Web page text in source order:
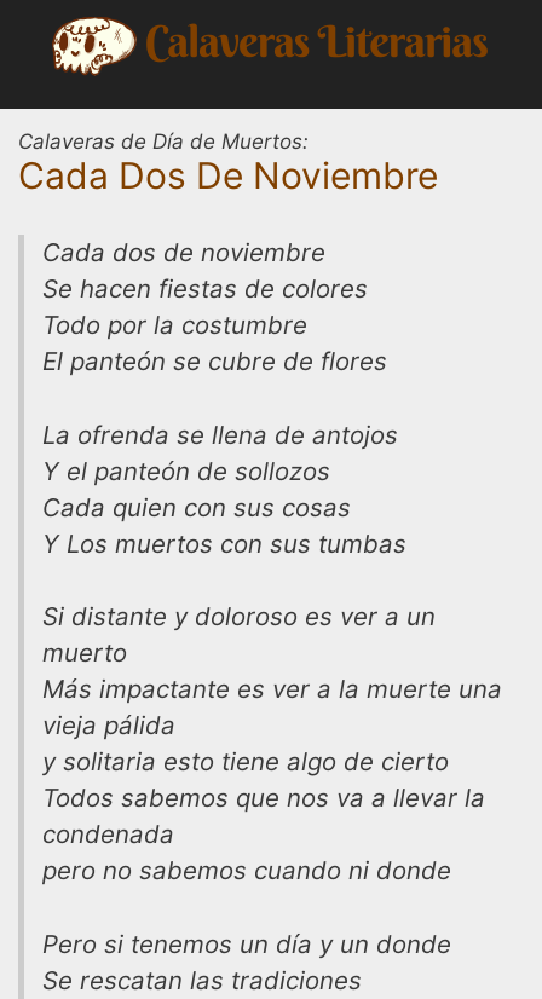
contenido
Calaveras de Día de Muertos:
Cada Dos De Noviembre
Cada dos de noviembre
Se hacen fiestas de colores
Todo por la costumbre
El panteón se cubre de flores
La ofrenda se llena de antojos
Y el panteón de sollozos
Cada quien con sus cosas
Y Los muertos con sus tumbas
Si distante y doloroso es ver a un
muerto
Más impactante es ver a la muerte una
vieja pálida
y solitaria esto tiene algo de cierto
Todos sabemos que nos va a llevar la
condenada
pero no sabemos cuando ni donde
Pero si tenemos un día y un donde
Se rescatan las tradiciones